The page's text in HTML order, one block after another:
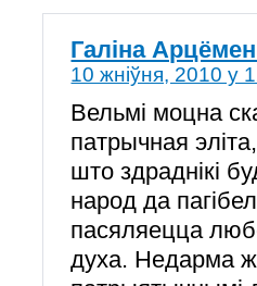
Галіна
10 жніўня, 2010 у
Вельмі моцна
патрычная
што здраднікі
народ да
пасяляецца
духа. Недарма